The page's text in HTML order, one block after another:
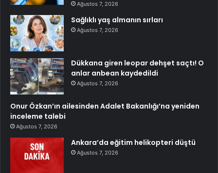
Ağustos 7, 2026
Sağlıklı yaş almanın sırları
Ağustos 7, 2026
Dükkana giren leopar dehşet saçtı! O
anlar anbean kaydedildi
Ağustos 7, 2026
Onur Özkan’ın ailesinden Adalet Bakanlığı’na yeniden
inceleme talebi
Ağustos 7, 2026
Ankara’da eğitim helikopteri düştü
Ağustos 7, 2026